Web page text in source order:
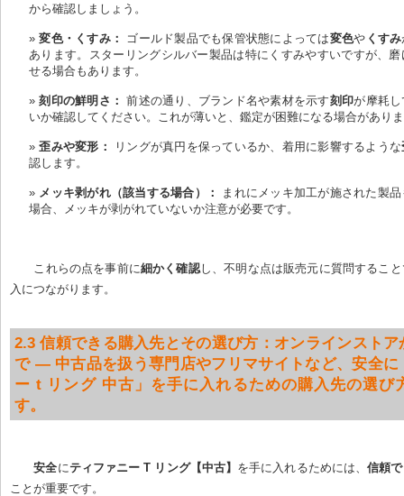
から確認しましょう。
変色・くすみ： ゴールド製品でも保管状態によっては変色や くすみ
あります。スターリングシルバー製品は特にくすみやすいですが、
せる場合もあります。
刻印の鮮明さ： 前述の通り、ブランド名や素材を示す刻印が摩耗
いか確認してください。これが薄いと、鑑定が困難になる場合があり
歪みや変形： リングが真円を保っているか、着用に影響するような
認します。
メッキ剥がれ（該当する場合）：
まれにメッキ加工が施された製
場合、メッキが剥がれていないか注意が必要です。
これらの点を事前に細かく確認し、不明な点は販売元に質問するこ
入につながります。
2.3 信頼できる購入先とその選び方：オンラインストア
で — 中古品を扱う専門店やフリマサイトなど、安全に
ー t リング 中古」を手に入れるための購入先の選び
す。
安全に ティファニー T リング【中古】 を手に入れるためには、信頼
ことが重要です。